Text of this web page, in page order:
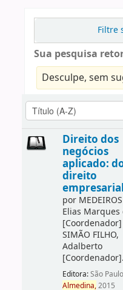
Filtre
Sua pesquisa
Desculpe, sem
Direito dos
negócios
aplicado:
direito
por
Elias Marques
[Coordenador]
SIMÃO FILHO,
Adalberto
[Coordenador].
Editora:São
Almedina,2015